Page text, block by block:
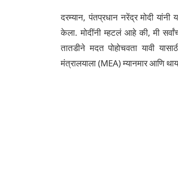
दरम्यान, पंतप्रधान नरेंद्र मोदी यांनी
केला. मोदींनी म्हटलं आहे की, मी
तातडीने मदत पोहोचवता यावी
मंत्रालयाला (MEA) म्यानमार आणि